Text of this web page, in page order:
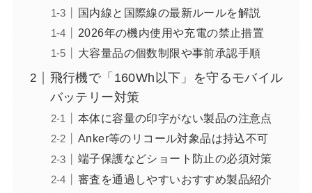
国内線と国際線の最新ルールを解説
2026年の機内使用や充電の禁止措置
大容量品の個数制限や事前承認手順
飛行機で「160Wh以下」を守るモバイル
バッテリー対策
本体に容量の印字がない製品の注意点
Anker等のリコール対象品は持込不可
端子保護などショート防止の必須対策
審査を通過しやすいおすすめ製品紹介